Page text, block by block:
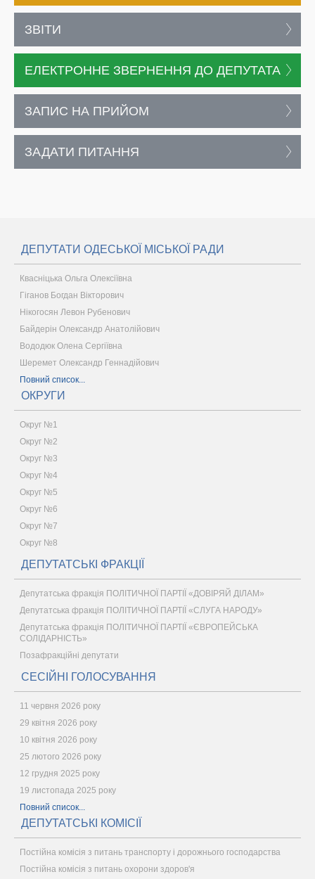
ЗВІТИ
ЕЛЕКТРОННЕ ЗВЕРНЕННЯ ДО ДЕПУТАТА
ЗАПИС НА ПРИЙОМ
ЗАДАТИ ПИТАННЯ
ДЕПУТАТИ ОДЕСЬКОЇ МІСЬКОЇ РАДИ
Квасніцька Ольга Олексіївна
Гіганов Богдан Вікторович
Нікогосян Левон Рубенович
Байдерін Олександр Анатолійович
Вододюк Олена Сергіївна
Шеремет Олександр Геннадійович
Повний список...
ОКРУГИ
Округ №1
Округ №2
Округ №3
Округ №4
Округ №5
Округ №6
Округ №7
Округ №8
ДЕПУТАТСЬКІ ФРАКЦІЇ
Депутатська фракція ПОЛІТИЧНОЇ ПАРТІЇ «ДОВІРЯЙ ДІЛАМ»
Депутатська фракція ПОЛІТИЧНОЇ ПАРТІЇ «СЛУГА НАРОДУ»
Депутатська фракція ПОЛІТИЧНОЇ ПАРТІЇ «ЄВРОПЕЙСЬКА
СОЛІДАРНІСТЬ»
Позафракційні депутати
СЕСІЙНІ ГОЛОСУВАННЯ
11 червня 2026 року
29 квітня 2026 року
10 квітня 2026 року
25 лютого 2026 року
12 грудня 2025 року
19 листопада 2025 року
Повний список...
ДЕПУТАТСЬКІ КОМІСІЇ
Постійна комісія з питань транспорту і дорожнього господарства
Постійна комісія з питань охорони здоров'я